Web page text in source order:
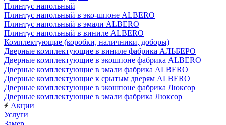
Плинтус напольный
Плинтус напольный в эко-шпоне ALBERO
Плинтус напольный в эмали ALBERO
Плинтус напольный в виниле ALBERO
Комплектующие (коробки, наличники, доборы)
Дверные комплектующие в виниле фабрика АЛЬБЕРО
Дверные комплектующие в экошпоне фабрика ALBERO
Дверные комплектующие в эмали фабрика ALBERO
Дверные комплектующие к срытым дверям ALBERO
Дверные комплектующие в экошпоне фабрика Люксор
Дверные комплектующие в эмали фабрика Люксор
Акции
Услуги